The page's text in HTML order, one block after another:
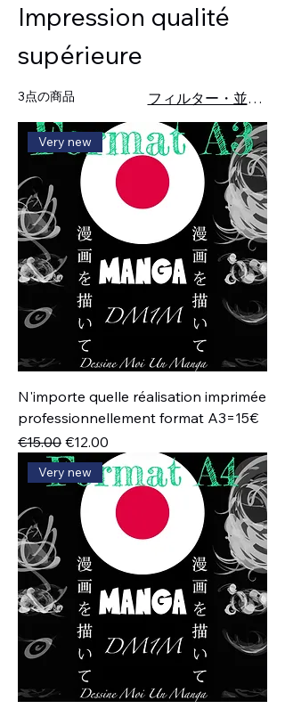
Impression qualité
supérieure
3点の商品 フィルター・並び替え
Very new
N'importe quelle réalisation imprimée
professionnellement format A3=15€
通常価格
€15.00 セール価格
€12.00
Very new